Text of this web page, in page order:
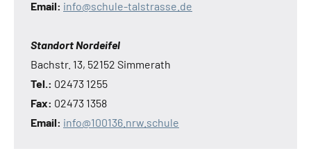
Email: info@schule-talstrasse.de
Standort Nordeifel
Bachstr. 13, 52152 Simmerath
Tel.: 02473 1255
Fax: 02473 1358
Email: info@100136.nrw.schule